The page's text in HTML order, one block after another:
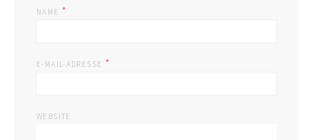
NAME *
E-MAIL-ADRESSE *
WEBSITE